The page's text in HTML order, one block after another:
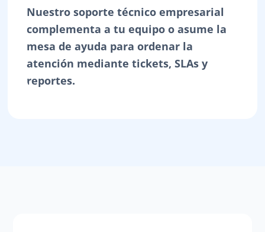
Nuestro soporte técnico empresarial
complementa a tu equipo o asume la
mesa de ayuda para ordenar la
atención mediante tickets, SLAs y
reportes.